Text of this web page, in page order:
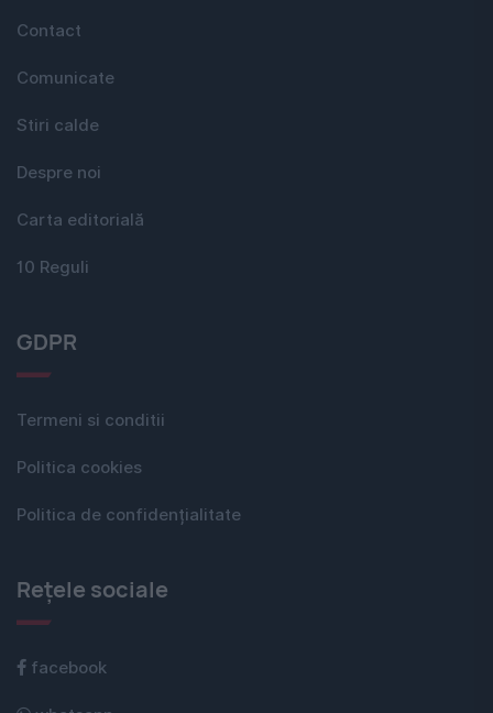
Contact
Comunicate
Stiri calde
Despre noi
Carta editorială
10 Reguli
GDPR
Termeni si conditii
Politica cookies
Politica de confidențialitate
Rețele sociale
facebook